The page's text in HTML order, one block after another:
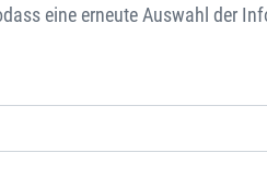
eine erneute Auswahl der